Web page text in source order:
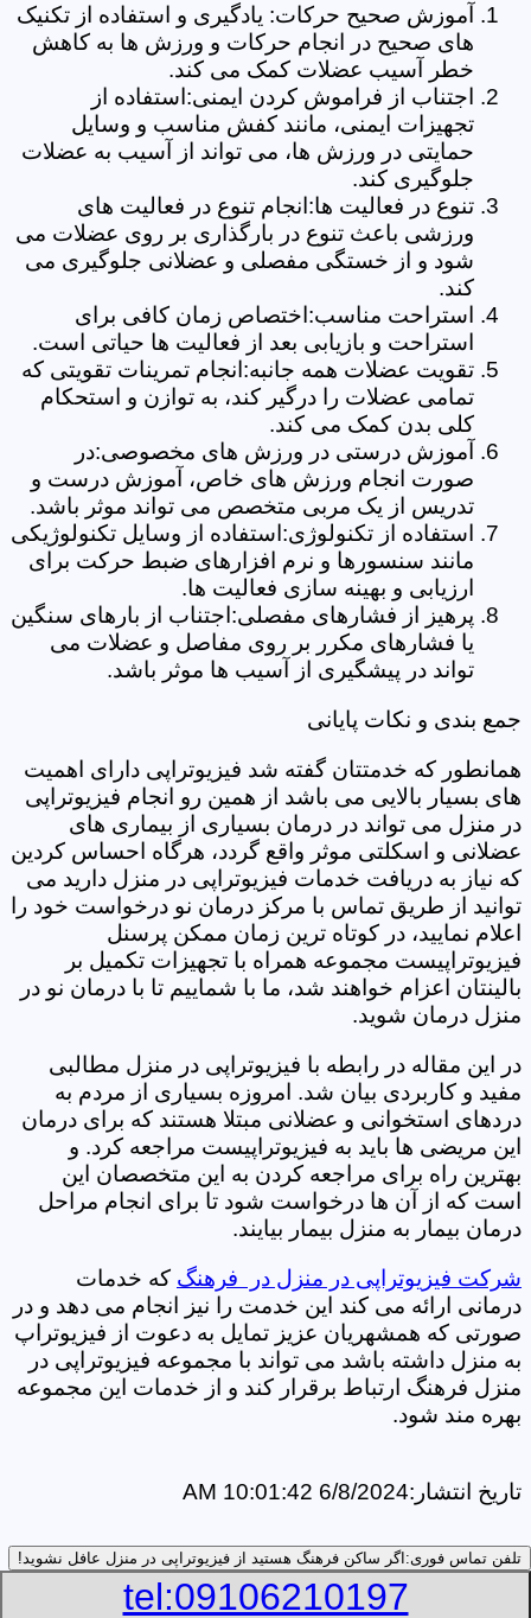
آموزش صحیح حرکات: یادگیری و استفاده از تکنیک
های صحیح در انجام حرکات و ورزش ها به کاهش
خطر آسیب عضلات کمک می کند.
اجتناب از فراموش کردن ایمنی:استفاده از
تجهیزات ایمنی، مانند کفش مناسب و وسایل
حمایتی در ورزش ها، می تواند از آسیب به عضلات
جلوگیری کند.
تنوع در فعالیت ها:انجام تنوع در فعالیت های
ورزشی باعث تنوع در بارگذاری بر روی عضلات می
شود و از خستگی مفصلی و عضلانی جلوگیری می
کند.
استراحت مناسب:اختصاص زمان کافی برای
استراحت و بازیابی بعد از فعالیت ها حیاتی است.
تقویت عضلات همه جانبه:انجام تمرینات تقویتی که
تمامی عضلات را درگیر کند، به توازن و استحکام
کلی بدن کمک می کند.
آموزش درستی در ورزش های مخصوصی:در
صورت انجام ورزش های خاص، آموزش درست و
تدریس از یک مربی متخصص می تواند موثر باشد.
استفاده از تکنولوژی:استفاده از وسایل تکنولوژیکی
مانند سنسورها و نرم افزارهای ضبط حرکت برای
ارزیابی و بهینه سازی فعالیت ها.
پرهیز از فشارهای مفصلی:اجتناب از بارهای سنگین
یا فشارهای مکرر بر روی مفاصل و عضلات می
تواند در پیشگیری از آسیب ها موثر باشد.
جمع بندی و نکات پایانی
همانطور که خدمتتان گفته شد فیزیوتراپی دارای اهمیت
های بسیار بالایی می باشد از همین رو انجام فیزیوتراپی
در منزل می تواند در درمان بسیاری از بیماری های
عضلانی و اسکلتی موثر واقع گردد، هرگاه احساس کردین
که نیاز به دریافت خدمات فیزیوتراپی در منزل دارید می
توانید از طریق تماس با مرکز درمان نو درخواست خود را
اعلام نمایید، در کوتاه ترین زمان ممکن پرسنل
فیزیوتراپیست مجموعه همراه با تجهیزات تکمیل بر
بالینتان اعزام خواهند شد، ما با شماییم تا با درمان نو در
منزل درمان شوید.
در این مقاله در رابطه با فیزیوتراپی در منزل مطالبی
مفید و کاربردی بیان شد. امروزه بسیاری از مردم به
دردهای استخوانی و عضلانی مبتلا هستند که برای درمان
این مریضی ها باید به فیزیوتراپیست مراجعه کرد. و
بهترین راه برای مراجعه کردن به این متخصصان این
است که از آن ها درخواست شود تا برای انجام مراحل
درمان بیمار به منزل بیمار بیایند.
شرکت فیزیوتراپی در منزل در فرهنگ که خدمات
درمانی ارائه می کند این خدمت را نیز انجام می دهد و در
صورتی که همشهریان عزیز تمایل به دعوت از فیزیوتراپ
به منزل داشته باشد می تواند با مجموعه فیزیوتراپی در
منزل فرهنگ ارتباط برقرار کند و از خدمات این مجموعه
بهره مند شود.
تاریخ انتشار:6/8/2024 10:01:42 AM
تلفن تماس فوری: اگر ساکن فرهنگ هستید از فیزیوتراپی در منزل عافل نشوید!
tel:09106210197